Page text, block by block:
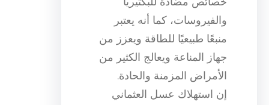
والفيروسات، كما أنه يعتبر
منبعًا طبيعيًا للطاقة ويعزز من
جهاز المناعة ويعالج الكثير من
الأمراض المزمنة والحادة.
إن استهلاك عسل العثماني